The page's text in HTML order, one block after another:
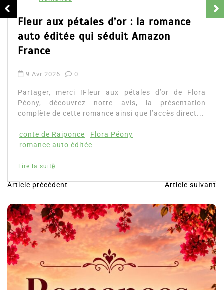
Partager, merci !Collector Dear You (Intégrale)
d’Emily Blaine. Voici le résumé du roman, les avis
ainsi que l’accès direct au livre. Partager,...
Lire la suite
N
a
v
i
g
a
t
Article précédent Article suivant